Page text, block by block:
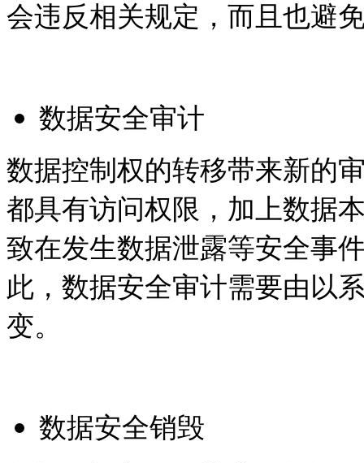
会违反相关规定，而且也避
数据安全审计
数据控制权的转移带来新的
都具有访问权限，加上数据
致在发生数据泄露等安全事
此，数据安全审计需要由以
变。
数据安全销毁